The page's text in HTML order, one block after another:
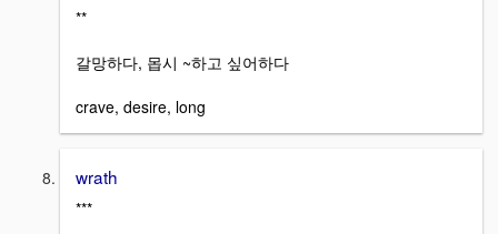
**
갈망하다, 몹시 ~하고 싶어하다
crave, desire, long
wrath
***